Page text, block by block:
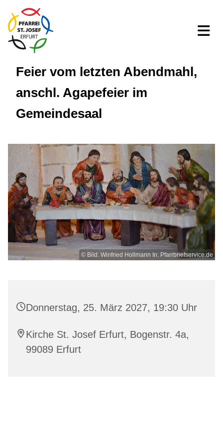
Feier vom letzten Abendmahl,
anschl. Agapefeier im
Gemeindesaal
© Bild: Winfried Hollmann In: Pfarrbriefservice.de
Donnerstag, 25. März 2027, 19:30 Uhr
Kirche St. Josef Erfurt, Bogenstr. 4a,
99089 Erfurt